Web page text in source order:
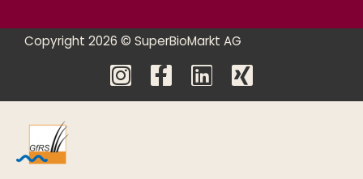
Copyright 2026 © SuperBioMarkt AG